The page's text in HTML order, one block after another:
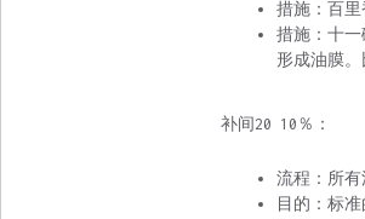
措施：百里
措施：十
形成油膜。
补间20 10％：
流程：所有
目的：标